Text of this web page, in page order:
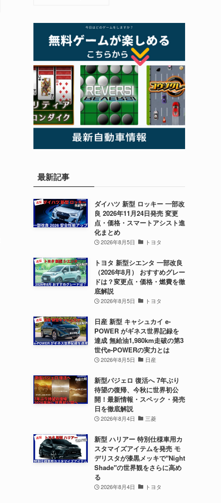
最新記事
ダイハツ 新型 ロッキー 一部改
良 2026年11月24日発売 変更
点・価格・スマートアシスト進
化まとめ
2026年8月5日 トヨタ
トヨタ 新型シエンタ 一部改良
（2026年8月） おすすめグレー
ドは？変更点・価格・燃費を徹
底解説
2026年8月5日 トヨタ
日産 新型 キャシュカイ e-
POWER がギネス世界記録を
達成 無給油1,980km走破の第3
世代e-POWERの実力とは
2026年8月5日 日産
新型パジェロ 復活へ 7年ぶり
待望の復帰、今秋に世界初公
開！最新情報・スペック・発売
日を徹底解説
2026年8月4日 三菱
新型 ハリアー 特別仕様車用カ
スタマイズアイテムを発売 モ
デリスタが漆黒メッキで"Night
Shade"の世界観をさらに高め
る
2026年8月4日 トヨタ